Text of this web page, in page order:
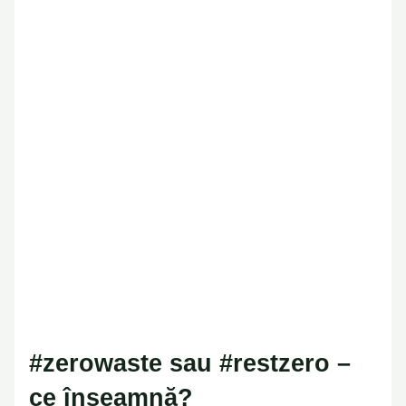
#zerowaste sau #restzero
– ce înseamnă?